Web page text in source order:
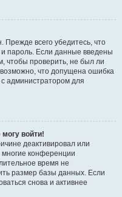
Прежде всего убедитесь, что
пароль. Если данные введены
чтобы проверить, не был ли
что допущена ошибка
администратором для
войти!
деактивировал или
многие конференции
время не
размер базы данных. Если
снова и активнее